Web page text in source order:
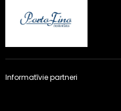
Informatīvie partneri